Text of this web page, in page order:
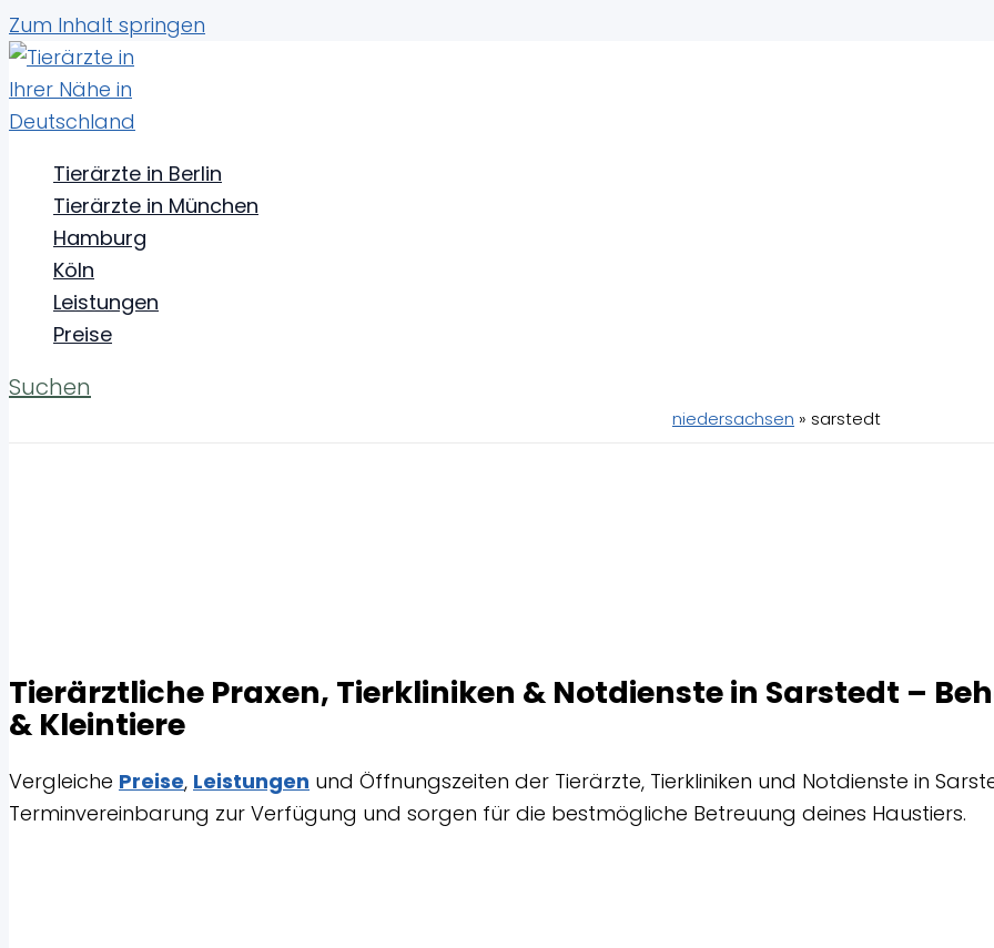
Zum Inhalt springen
Tierärzte in Berlin
Tierärzte in München
Hamburg
Köln
Leistungen
Preise
Suchen
niedersachsen » sarstedt
Tierärzte & Tierarztpraxen in Sarstedt – Kliniken in der Nähe
Einen Tierarzt inSarstedtaufzusuchen, ist wichtig, wenn das Haustier tierärztliche Hilfe erforderlich
spezielle Behandlung – hier triffst du
Tierärztliche Praxen, Tierkliniken & Notdienste in Sarstedt –
& Kleintiere
Vergleiche Preise, Leistungen und Öffnungszeiten der Tierärzte, Tierkliniken und Notdienste in
Terminvereinbarung zur Verfügung und sorgen für die bestmögliche Betreuung deines Haustiers.